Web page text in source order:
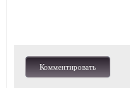
Комментировать